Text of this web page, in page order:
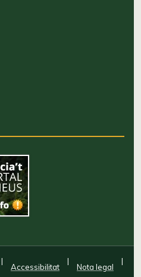
|
Accessibilitat
|
Nota legal
|